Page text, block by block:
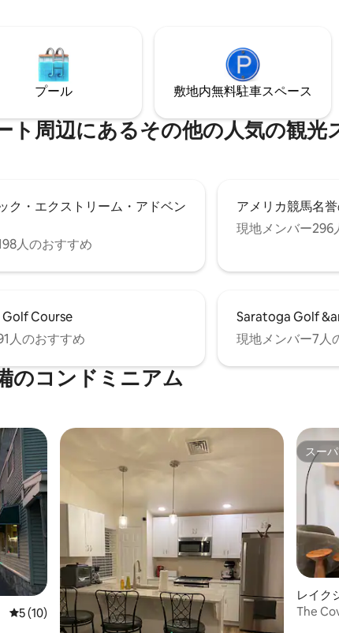
カヌ
プール 敷地内無料駐⁠車ス⁠ペ⁠ー⁠ス
周⁠辺⁠に⁠あ⁠るそ⁠の⁠他⁠の人⁠気⁠の観⁠光⁠
ク・エクストリーム・アドベン
人のおすすめ
アメリカ競馬名
現地メンバー296
Course
人のおすすめ
Saratoga Golf
現地メンバー7人
のコンドミニアム
レビュー10件、5つ星中5つ星の平均評価
5 (10)
スー
スー
レイク
アム
The